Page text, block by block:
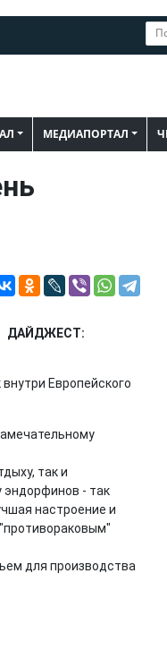
МЕДИАПОРТАЛ
ДАЙДЖЕСТ:
Европейского
так и
эндорфинов - так
настроение и
для производства